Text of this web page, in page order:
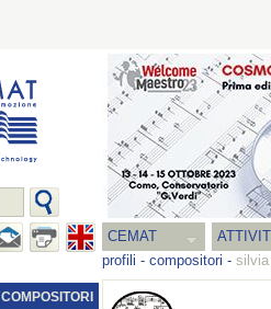
CEMAT
profili - compositori - silvia
COMPOSITORI